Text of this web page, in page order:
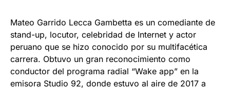
Mateo Garrido Lecca Gambetta es un comediante de
stand-up, locutor, celebridad de Internet y actor
peruano que se hizo conocido por su multifacética
carrera. Obtuvo un gran reconocimiento como
conductor del programa radial “Wake app” en la
emisora Studio 92, donde estuvo al aire de 2017 a